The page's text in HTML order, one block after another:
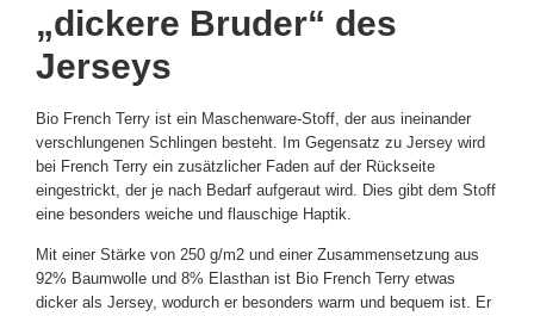
„dickere Bruder“ des
Jerseys
Bio French Terry ist ein Maschenware-Stoff, der aus ineinander
verschlungenen Schlingen besteht. Im Gegensatz zu Jersey wird
bei French Terry ein zusätzlicher Faden auf der Rückseite
eingestrickt, der je nach Bedarf aufgeraut wird. Dies gibt dem Stoff
eine besonders weiche und flauschige Haptik.
Mit einer Stärke von 250 g/m2 und einer Zusammensetzung aus
92% Baumwolle und 8% Elasthan ist Bio French Terry etwas
dicker als Jersey, wodurch er besonders warm und bequem ist. Er